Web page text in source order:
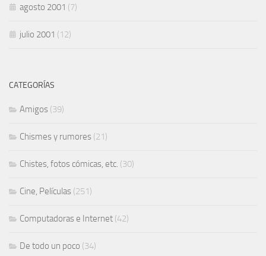
agosto 2001 (7)
julio 2001 (12)
CATEGORÍAS
Amigos (39)
Chismes y rumores (21)
Chistes, fotos cómicas, etc. (30)
Cine, Películas (251)
Computadoras e Internet (42)
De todo un poco (34)